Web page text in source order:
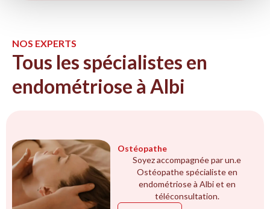
NOS EXPERTS
Tous les spécialistes en
endométriose à Albi
Ostéopathe
Soyez accompagnée par un.e
Ostéopathe spécialiste en
endométriose à Albi et en
téléconsultation.